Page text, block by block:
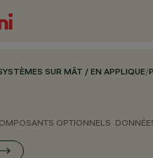
SUR MÂT / EN APPLIQUE/
OPTIONNELS